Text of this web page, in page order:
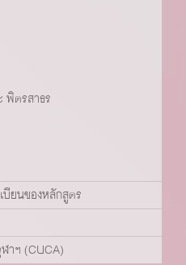
ตรสาธร
ยนของหลักสูตร
าฯ (CUCA)